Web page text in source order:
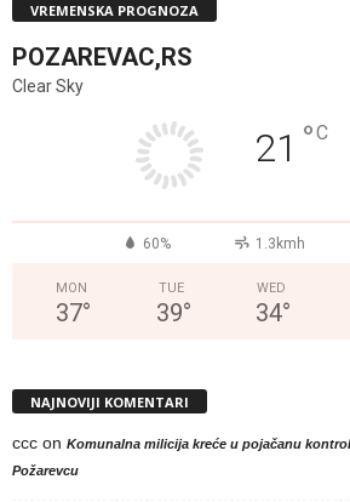
VREMENSKA PROGNOZA
POZAREVAC,RS
Clear Sky
21 °C
60% 1.3kmh
MON
37°
TUE
39°
WED
34°
NAJNOVIJI KOMENTARI
ccc on Komunalna milicija kreće u pojačanu
Požarevcu